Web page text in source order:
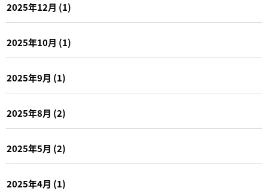
2025年12月 (1)
2025年10月 (1)
2025年9月 (1)
2025年8月 (2)
2025年5月 (2)
2025年4月 (1)